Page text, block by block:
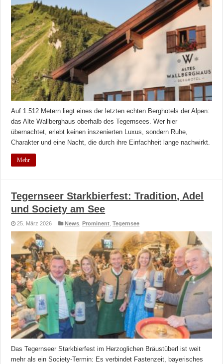
Auf 1.512 Metern liegt eines der letzten echten Berghotels der Alpen:
das Alte Wallberghaus oberhalb des Tegernsees. Wer hier
übernachtet, erlebt keinen inszenierten Luxus, sondern Ruhe,
Charakter und eine Nacht, die durch ihre Einfachheit lange nachwirkt.
Mehr
Tegernseer Starkbierfest: Tradition, Adel
und Society am See
25. März 2026 News Prominent ,Tegernsee
Das Tegernseer Starkbierfest im Herzoglichen Bräustüberl ist weit
mehr als ein Society-Termin: Es verbindet Fastenzeit, bayerisches